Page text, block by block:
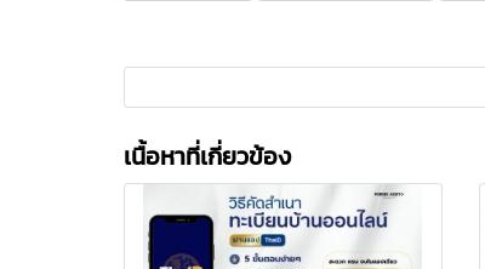
เนื้อหาที่เกี่ยวข้อง